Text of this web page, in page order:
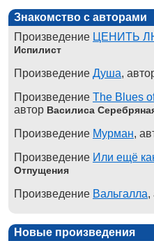
Знакомство с авторами
Произведение ЦЕНИТЬ
Испилист
Произведение Душа,
Произведение The Blues
автор Василиса
Произведение Мурман,
Произведение Или ещё
Отпущения
Произведение Вальгалла,
Новые произведения